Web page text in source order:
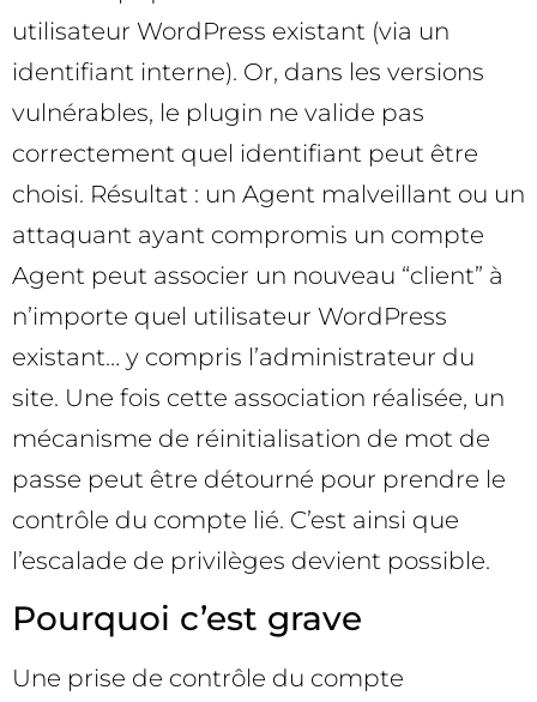
utilisateur WordPress existant (via un
identifiant interne). Or, dans les versions
vulnérables, le plugin ne valide pas
correctement quel identifiant peut être
choisi. Résultat : un Agent malveillant ou un
attaquant ayant compromis un compte
Agent peut associer un nouveau “client” à
n’importe quel utilisateur WordPress
existant… y compris l’administrateur du
site. Une fois cette association réalisée, un
mécanisme de réinitialisation de mot de
passe peut être détourné pour prendre le
contrôle du compte lié. C’est ainsi que
l’escalade de privilèges devient possible.
Pourquoi c’est grave
Une prise de contrôle du compte